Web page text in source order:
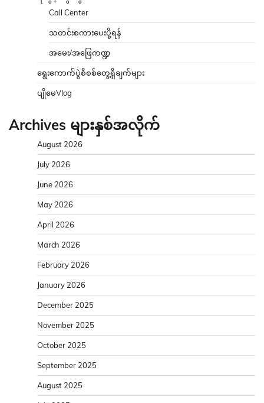
Call Center
သတင်းစကားပေးပို့ရန်
အမေး/အဖြေကဏ္ဍ
ရွေးကောက်ပွဲစိစစ်တွေ့ရှိချက်များ
ပျိုမေVlog
Archives များနှစ်အလိုက်
August 2026
July 2026
June 2026
May 2026
April 2026
March 2026
February 2026
January 2026
December 2025
November 2025
October 2025
September 2025
August 2025